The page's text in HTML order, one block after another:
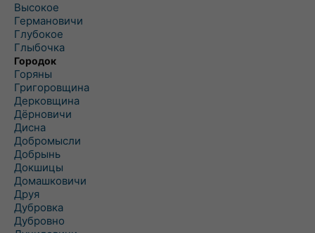
Высокое
Германовичи
Глубокое
Глыбочка
Городок
Горяны
Григоровщина
Дерковщина
Дёрновичи
Дисна
Добромысли
Добрынь
Докшицы
Домашковичи
Друя
Дубровка
Дубровно